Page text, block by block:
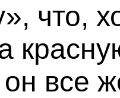
что,
все